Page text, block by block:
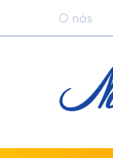
obsah
O nás